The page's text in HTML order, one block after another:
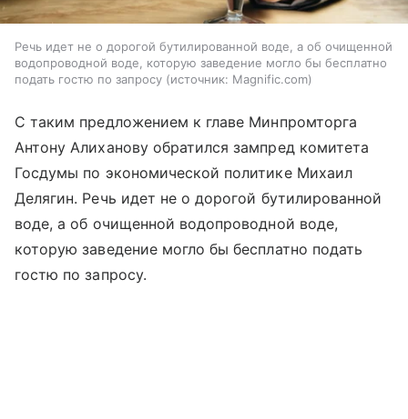
Речь идет не о дорогой бутилированной воде, а об очищенной
водопроводной воде, которую заведение могло бы бесплатно
подать гостю по запросу
источник: Magnific.com
С таким предложением к главе Минпромторга
Антону Алиханову обратился зампред комитета
Госдумы по экономической политике Михаил
Делягин. Речь идет не о дорогой бутилированной
воде, а об очищенной водопроводной воде,
которую заведение могло бы бесплатно подать
гостю по запросу.